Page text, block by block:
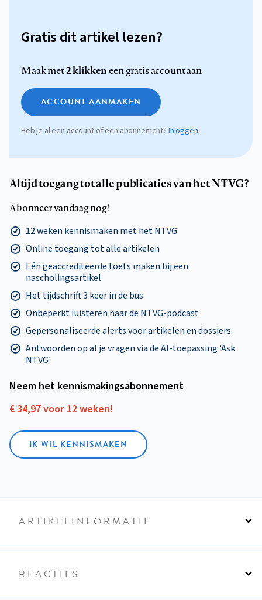
Gratis dit artikel lezen?
Maak met2 klikkeneen gratis account aan
ACCOUNT AANMAKEN
Heb je al een account of een abonnement? Inloggen
Altijd toegang tot alle publicaties van het NTVG?
Abonneer vandaag nog!
12 weken kennismaken met het NTVG
Online toegang tot alle artikelen
Eén geaccrediteerde toets maken bij een
nascholingsartikel
Het tijdschrift 3 keer in de bus
Onbeperkt luisteren naar de NTVG-podcast
Gepersonaliseerde alerts voor artikelen en dossiers
Antwoorden op al je vragen via de AI-toepassing 'Ask
NTVG'
Neem het kennismakings­abonnement
€ 34,97 voor 12 weken!
IK WIL KENNISMAKEN
ARTIKELINFORMATIE
REACTIES